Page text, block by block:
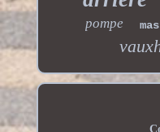
pompe